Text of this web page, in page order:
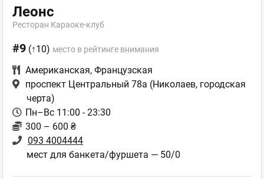
Леонс
Ресторан Караоке-клуб
#9 (↑10) место в рейтинге внимания
Американская, Французская
проспект Центральный 78а (Николаев, городская
черта)
Пн–Вс 11:00 - 23:30
300 – 600 ₴
093 4004444
мест для банкета/фуршета — 50/0